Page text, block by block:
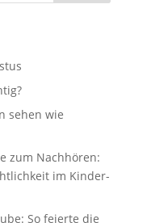
sehen wie
zum Nachhören:
im Kinder-
So feierte die